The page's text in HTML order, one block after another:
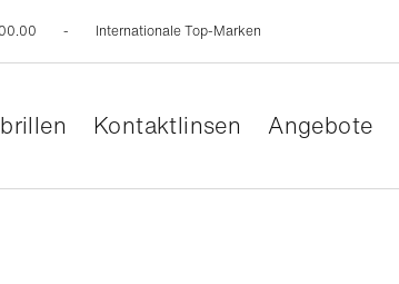
Internationale Top-Marken
Kontaktlinsen Angebote